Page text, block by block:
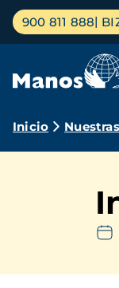
Pasar
contenido
Menú
principal
900 811 888
Ruta
Inicio